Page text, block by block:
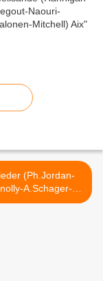
(Ph.Jordan-
A.Schager-
I.Theorin ) Philharmonie >